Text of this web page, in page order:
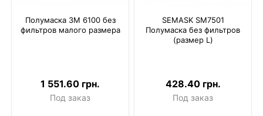
Полумаска 3M 6100 без
фильтров малого размера
1 551.60 грн.
Под заказ
SEMASK SM7501
Полумаска без фильтров
(размер L)
428.40 грн.
Под заказ